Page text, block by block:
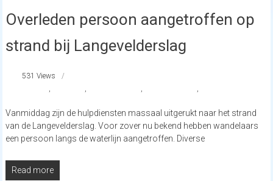
Overleden persoon aangetroffen op
strand bij Langevelderslag
531 Views
, , , ,
Vanmiddag zijn de hulpdiensten massaal uitgerukt naar het strand
van de Langevelderslag. Voor zover nu bekend hebben wandelaars
een persoon langs de waterlijn aangetroffen. Diverse
Read more